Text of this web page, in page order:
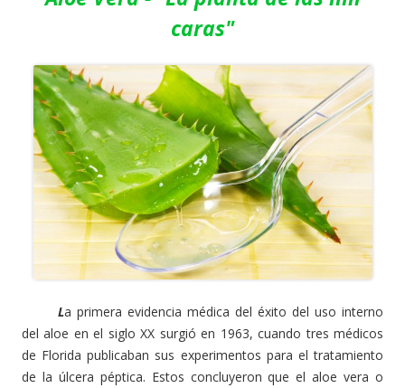
caras"
La primera evidencia médica del éxito del uso interno
del aloe en el siglo XX surgió en 1963, cuando tres médicos
de Florida publicaban sus experimentos para el tratamiento
de la úlcera péptica. Estos concluyeron que el aloe vera o